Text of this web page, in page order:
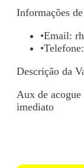
Informações
•Email:
•
Descrição da
Aux de
imediato